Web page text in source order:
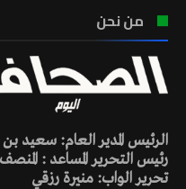
من نحن
الرئيس المدير العام: سعيد
رئيس التحرير المساعد :
تحرير الواب: منيرة رزقي